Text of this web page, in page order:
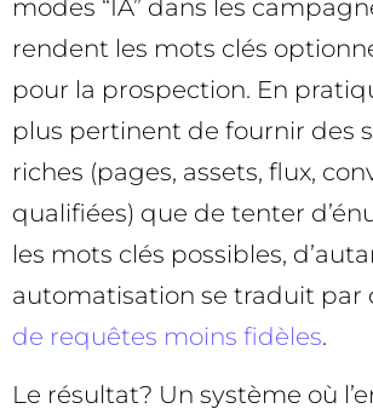
modes “IA” dans les
rendent les mots clés
pour la prospection. En
plus pertinent de fournir des
riches (pages, assets, flux,
qualifiées) que de tenter
les mots clés possibles,
automatisation se traduit par
de requêtes moins fidèles.
Le résultat? Un système où